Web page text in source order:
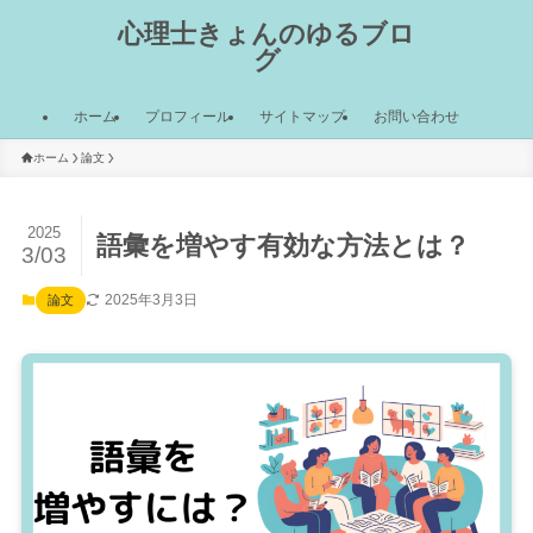
心理士きょんのゆるブロ
グ
ホーム プロフィール サイトマップ お問い合わせ
ホーム 論文
語彙を増やす有効な方法とは？
2025
3/03
論文 2025年3月3日